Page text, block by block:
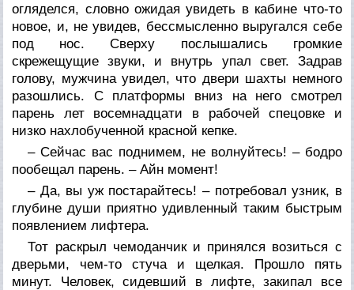
огляделся, словно ожидая увидеть в кабине что-то
новое, и, не увидев, бессмысленно выругался себе
под нос. Сверху послышались громкие
скрежещущие звуки, и внутрь упал свет. Задрав
голову, мужчина увидел, что двери шахты немного
разошлись. С платформы вниз на него смотрел
парень лет восемнадцати в рабочей спецовке и
низко нахлобученной красной кепке.
– Сейчас вас поднимем, не волнуйтесь! – бодро
пообещал парень. – Айн момент!
– Да, вы уж постарайтесь! – потребовал узник, в
глубине души приятно удивленный таким быстрым
появлением лифтера.
Тот раскрыл чемоданчик и принялся возиться с
дверьми, чем-то стуча и щелкая. Прошло пять
минут. Человек, сидевший в лифте, закипал все